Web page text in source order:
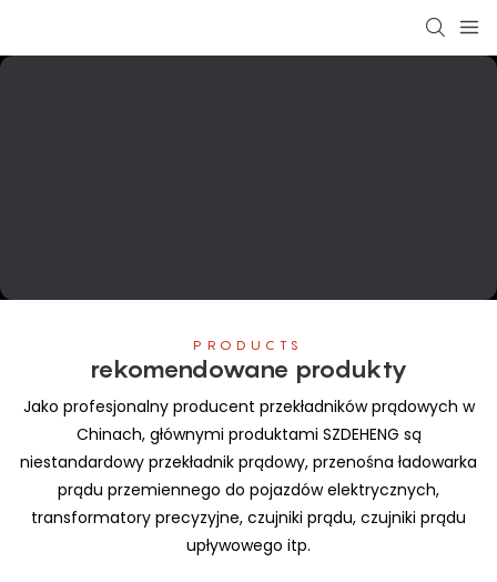
PRODUCTS
rekomendowane produkty
Jako profesjonalny producent przekładników prądowych w
Chinach, głównymi produktami SZDEHENG są
niestandardowy przekładnik prądowy, przenośna ładowarka
prądu przemiennego do pojazdów elektrycznych,
transformatory precyzyjne, czujniki prądu, czujniki prądu
upływowego itp.